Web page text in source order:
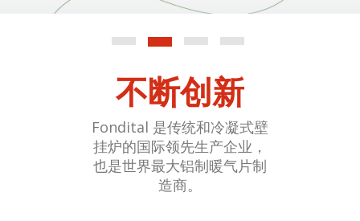
不断创新
Fondital 是传统和冷凝式壁
挂炉的国际领先生产企业，
也是世界最大铝制暖气片制
造商。